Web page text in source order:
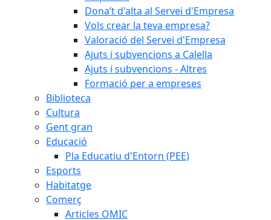
Dona’t d'alta al Servei d'Empresa
Vols crear la teva empresa?
Valoració del Servei d'Empresa
Ajuts i subvencions a Calella
Ajuts i subvencions - Altres
Formació per a empreses
Biblioteca
Cultura
Gent gran
Educació
Pla Educatiu d'Entorn (PEE)
Esports
Habitatge
Comerç
Articles OMIC